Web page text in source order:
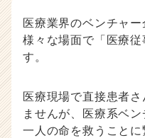
医療業界のベンチャ
様々な場面で「医療
す。
医療現場で直接患者
ませんが、医療系ベ
一人の命を救うことに